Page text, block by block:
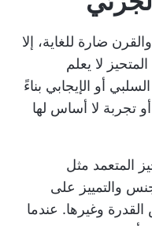
ضارة للغاية، إلا
لا يعلم
أو الإيجابي بناءً
تجربة لا أساس لها
المتعمد مثل
والتمييز على
وغيرها. عندما